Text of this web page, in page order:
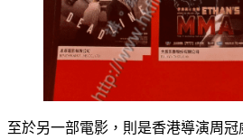
至於另一部電影，則是香港導演周冠